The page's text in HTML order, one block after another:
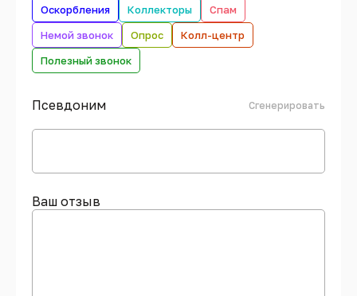
Оскорбления
Коллекторы
Спам
Немой звонок
Опрос
Колл-центр
Полезный звонок
Псевдоним Сгенерировать
Ваш отзыв